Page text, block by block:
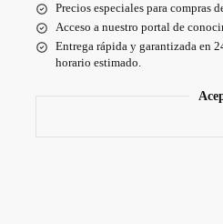
Precios especiales para compras
Acceso a nuestro portal de
Entrega rápida y garantizada en
horario estimado.